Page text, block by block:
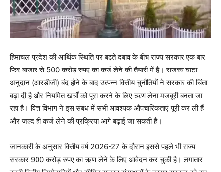
हिमाचल प्रदेश की आर्थिक स्थिति पर बढ़ते दबाव के बीच राज्य सरकार एक बार
फिर बाजार से 500 करोड़ रुपए का कर्ज लेने की तैयारी में है। राजस्व घाटा
अनुदान (आरडीजी) बंद होने के बाद उत्पन्न वित्तीय चुनौतियों ने सरकार की चिंता
बढ़ा दी है और नियमित खर्चों को पूरा करने के लिए ऋण लेना मजबूरी बनता जा
रहा है। वित्त विभाग ने इस संबंध में सभी आवश्यक औपचारिकताएं पूरी कर ली हैं
और जल्द ही कर्ज लेने की प्रक्रिया आगे बढ़ाई जा सकती है।
जानकारी के अनुसार वित्तीय वर्ष 2026-27 के दौरान इससे पहले भी राज्य
सरकार 900 करोड़ रुपए का ऋण लेने के लिए आवेदन कर चुकी है। लगातार